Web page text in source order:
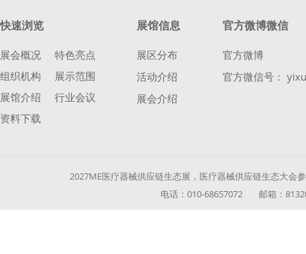
快速浏览
展会概况
特色亮点
组织机构
展示范围
展馆介绍
行业会议
资料下载
展馆信息
展区分布
活动介绍
展会介绍
官方微博微信
官方微博
官方微信号：
2027ME医疗器械供应链生态展，医疗器械供应链生态大
电话：010-68657072 邮箱：